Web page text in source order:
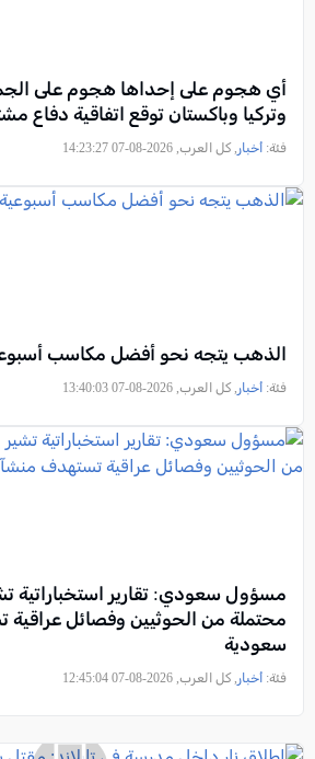
أي هجوم على إحداها هجوم على
وتركيا وباكستان توقع اتفاقية دفاع
فئة: أخبار , كل العرب, 2026-08-07 14:23:27
الذهب يتجه نحو أفضل مكاسب
فئة: أخبار , كل العرب, 2026-08-07 13:40:03
مسؤول سعودي: تقارير استخباراتية
محتملة من الحوثيين وفصائل
سعودية
فئة: أخبار , كل العرب, 2026-08-07 12:45:04